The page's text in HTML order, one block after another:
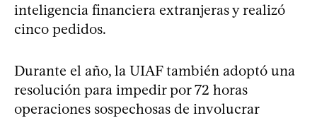
inteligencia financiera extranjeras y realizó
cinco pedidos.
Durante el año, la UIAF también adoptó una
resolución para impedir por 72 horas
operaciones sospechosas de involucrar